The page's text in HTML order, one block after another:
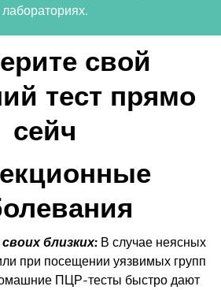
лабораториях.
свой
тест прямо
сейч
близких:В случае неясных
при посещении уязвимых групп
ПЦР-тесты быстро дают